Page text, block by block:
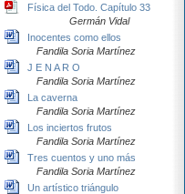
Física del Todo. Capítulo 33
Germán Vidal
Inocentes como ellos
Fandila Soria Martínez
J E N A R O
Fandila Soria Martínez
La caverna
Fandila Soria Martínez
Los inciertos frutos
Fandila Soria Martínez
Tres cuentos y uno más
Fandila Soria Martínez
Un artístico triángulo